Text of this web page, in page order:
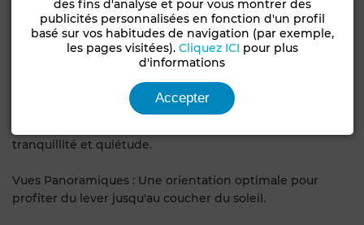
dans l'immobilier de très haut standing.
Les Atouts du Domaine :
plage, un luxe absolu à Marsa Cube.
tranquillité et quiétude.
Vues Panoramiques : Une orientation optimale pour
profiter du lever jusqu'au coucher du soleil.
des fins d'analyse et pour vous montrer des
publicités personnalisées en fonction d'un profil
basé sur vos habitudes de navigation (par exemple,
les pages visitées). Cliquez ICI pour plus
d'informations
Accepter